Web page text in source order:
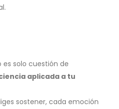
solo cuestión de
aplicada a tu
sostener, cada emoción